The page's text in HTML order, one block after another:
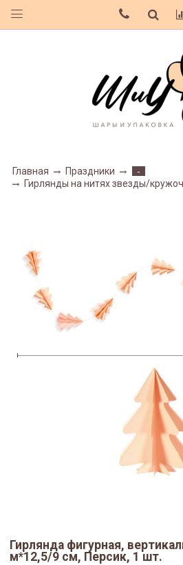
Главная Праздники
-
Гирлянды на нитях звезды/
Гирлянда фигурная,
м*12,5/9 см, Персик, 1 шт.